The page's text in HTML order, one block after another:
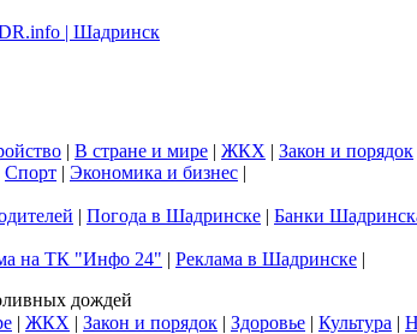
| В стране и мире | ЖКХ | Закон и порядок
Спорт | Экономика и бизнес |
| Погода в Шадринске | Банки
на ТК "Инфо 24" | Реклама в Шадринске |
дождей
| ЖКХ | Закон и порядок | Здоровье | Культура |